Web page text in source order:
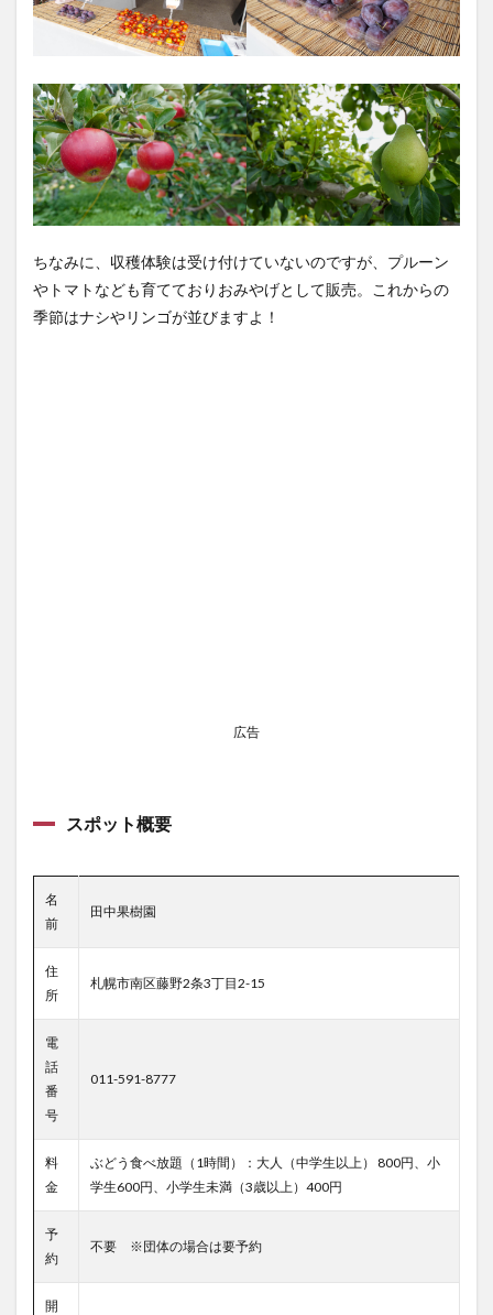
ちなみに、収穫体験は受け付けていないのですが、プルーン
やトマトなども育てておりおみやげとして販売。これからの
季節はナシやリンゴが並びますよ！
広告
スポット概要
名
前
田中果樹園
住
所
札幌市南区藤野2条3丁目2-15
電
話
番
号
011-591-8777
料
金
ぶどう食べ放題（1時間）：大人（中学生以上） 800円、小
学生600円、小学生未満（3歳以上）400円
予
約
不要 ※団体の場合は要予約
開